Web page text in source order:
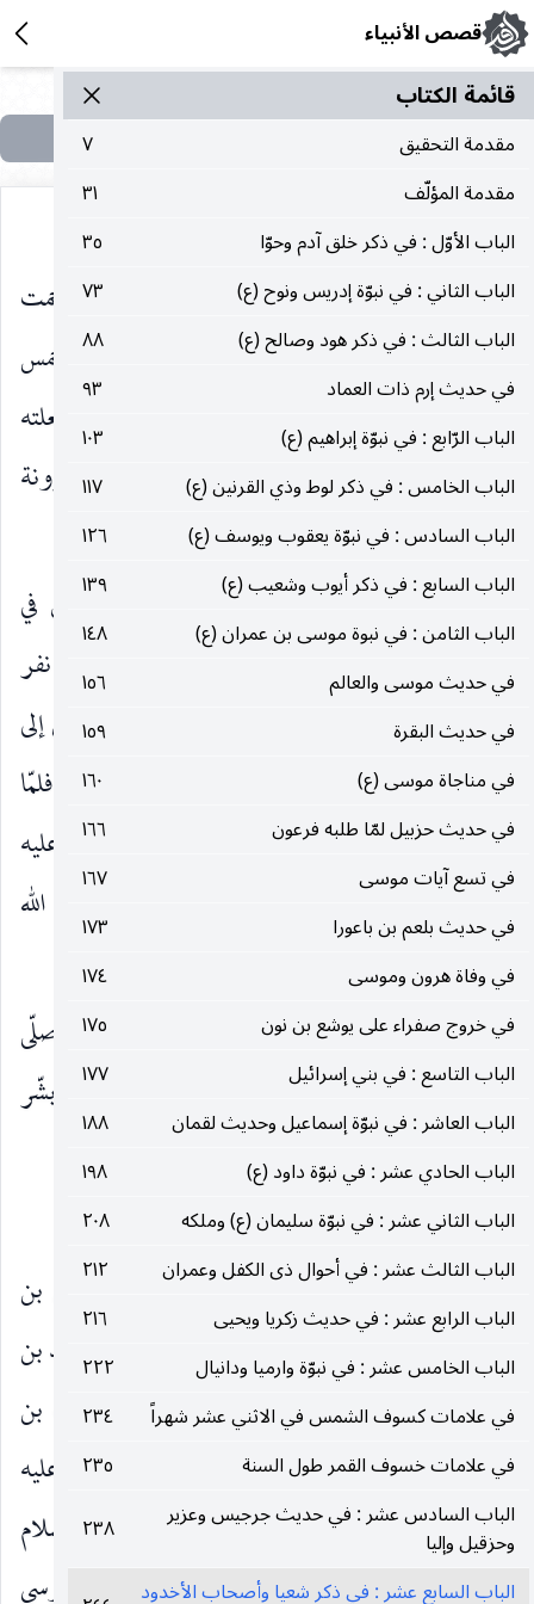
قصص الأنبياء
قائمة الکتاب
مقدمة التحقيق
٧
مقدمة المؤلّف
٣١
الباب الأوّل : في ذكر خلق آدم وحوّا
٣٥
الباب الثاني : في نبوّة إدريس ونوح (ع)
٧٣
الباب الثالث : في ذكر هود وصالح (ع)
٨٨
في حديث إرم ذات العماد
٩٣
الباب الرّابع : في نبوّة إبراهيم (ع)
١٠٣
الباب الخامس : في ذكر لوط وذي القرنين (ع)
١١٧
الباب السادس : في نبوّة يعقوب ويوسف (ع)
١٢٦
الباب السابع : في ذكر أيوب وشعيب (ع)
١٣٩
الباب الثامن : في نبوة موسى بن عمران (ع)
١٤٨
في حديث موسى والعالم
١٥٦
في حديث البقرة
١٥٩
في مناجاة موسى (ع)
١٦٠
في حديث حزبيل لمّا طلبه فرعون
١٦٦
في تسع آيات موسى
١٦٧
في حديث بلعم بن باعورا
١٧٣
في وفاة هرون وموسى
١٧٤
في خروج صفراء على يوشع بن نون
١٧٥
الباب التاسع : في بني إسرائيل
١٧٧
الباب العاشر : في نبوّة إسماعيل وحديث لقمان
١٨٨
الباب الحادي عشر : في نبوّة داود (ع)
١٩٨
الباب الثاني عشر : في نبوّة سليمان (ع) وملكه
٢٠٨
الباب الثالث عشر : في أحوال ذى الكفل وعمران
٢١٢
الباب الرابع عشر : في حديث زكريا ويحيى
٢١٦
الباب الخامس عشر : في نبوّة وارميا ودانيال
٢٢٢
في علامات كسوف الشمس في الاثني عشر شهراً
٢٣٤
في علامات خسوف القمر طول السنة
٢٣٥
الباب السادس عشر : في حديث جرجيس وعزير
وحزقيل وإليا
٢٣٨
الباب السابع عشر : في ذكر شعيا وأصحاب الأخدود
فأوحى الله تعالى إلى شعيا عليه السلام : إنّي رحمت
تضرّعه ، واستجبت دعوته ، وقد زدت في عمره خمس
عشرة سنة ، فمره فليداوِ قرحته بماء التّين ، فإنّي قد جعلته
شفاءً ممّا هو فيه ، وإنّي قد كفيته وبني إسرائيل مؤونة
عدوّهم.
فلمّا أصبحوا وجودا جنود ملك بابل مصروعين في
عسكرهم موتى لم يفلت منهم أحد إلّا ملكهم وخمسة نفر
، فلمّا نظروا إلى أصحابهم وما أصابهم كرّوا منهزمين إلى
أرض بابل ، وثبت بنو إسرائيل متوازرين على الخير ، فلمّا
مات ملكهم ابتدعوا البدع ودعا كلٌّ إلى نفسه وشعيا عليه
السلام يأمرهم وينهاهم ، فلا يقبلون حتّى أهلكهم الله
(١) .
٢٨٨ ـ وعن أنس أنّ عبد الله بن سلام سأل النّبي صلّى
الله عليه وآله عن شعيا عليه السلام فقال : هو الّذي بشّر
بي وبأخي عيسى بن مريم عليه السلام
(٢)
فصل ـ ١ ـ
٢٨٩ ـ وعن ابن بابويه ، حدّثنا محمّد بن موسى بن
المتوكّل ، حدّثنا عبد الله بن جعفر الحميري ، عن أحمد بن
محمّد بن عيسى ، عن الحسن بن محبوب ، عن مالك بن
عطيّة ، عن معروف بن خربوذ ، عن أبي جعفر عليه
السلام قال : أخبرنا أبي عليّ بن الحسين عليهما السلام